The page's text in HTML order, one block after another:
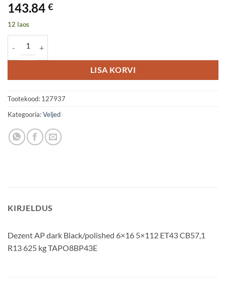
143.84 €
12 laos
LISA KORVI
Tootekood: 127937
Kategooria:Veljed
KIRJELDUS
Dezent AP dark Black/polished 6×16 5×112 ET43 CB57,1
R13 625 kg TAPO8BP43E